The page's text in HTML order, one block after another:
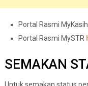
Portal Rasmi MyKasih
Portal Rasmi MySTR
SEMAKAN
Untuk semakan status